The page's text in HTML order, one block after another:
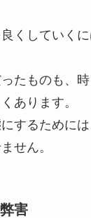
くしていく
たものも、
あります。
するためには
せん。
害